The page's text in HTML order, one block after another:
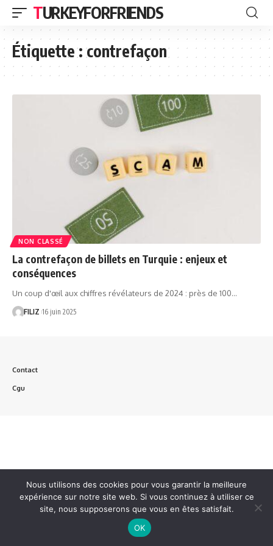
TURKEYFORFRIENDS
Étiquette :contrefaçon
NON CLASSÉ
La contrefaçon de billets en Turquie : enjeux et
conséquences
Un coup d'œil aux chiffres révélateurs de 2024 : près de 100…
FILIZ 16 juin 2025
Contact
Cgu
Nous utilisons des cookies pour vous garantir la meilleure
expérience sur notre site web. Si vous continuez à utiliser ce
site, nous supposerons que vous en êtes satisfait.
OK